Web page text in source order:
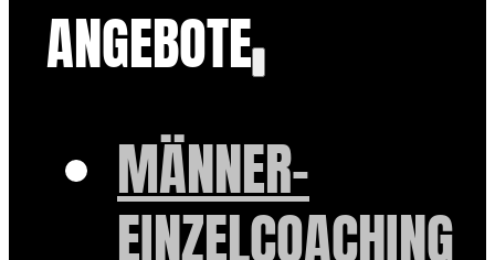
ANGEBOTE
MÄNNER-
EINZELCOACHING